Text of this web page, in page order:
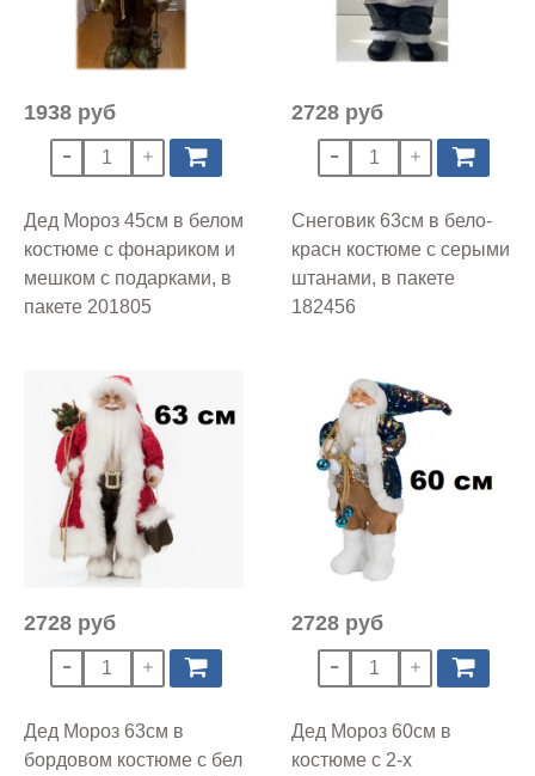
1938 руб
Дед Мороз 45см в белом
костюме с фонариком и
мешком с подарками, в
пакете 201805
2728 руб
Снеговик 63см в бело-
красн костюме с серыми
штанами, в пакете
182456
2728 руб
Дед Мороз 63см в
бордовом костюме с бел
2728 руб
Дед Мороз 60см в
костюме с 2-х